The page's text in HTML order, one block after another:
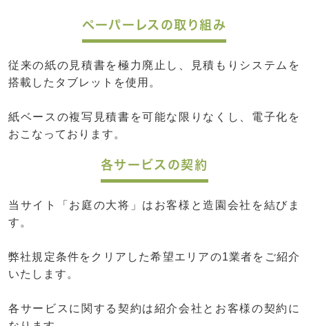
ペーパーレスの取り組み
従来の紙の見積書を極力廃止し、見積もりシステムを
搭載したタブレットを使用。
紙ベースの複写見積書を可能な限りなくし、電子化を
おこなっております。
各サービスの契約
当サイト「お庭の大将」はお客様と造園会社を結びま
す。
弊社規定条件をクリアした希望エリアの1業者をご紹介
いたします。
各サービスに関する契約は紹介会社とお客様の契約に